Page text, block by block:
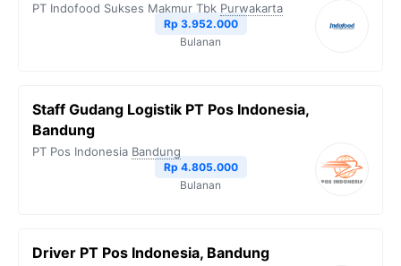
k
PT Indofood Sukses Makmur Tbk Purwakarta
Rp 3.952.000
Bulanan
Staff Gudang Logistik PT Pos Indonesia,
Bandung
PT Pos Indonesia Bandung
Rp 4.805.000
Bulanan
Driver PT Pos Indonesia, Bandung